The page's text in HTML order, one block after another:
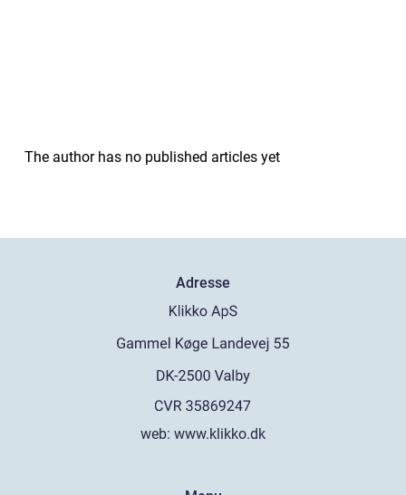
The author has no published articles yet
Adresse
web: www.klikko.dk